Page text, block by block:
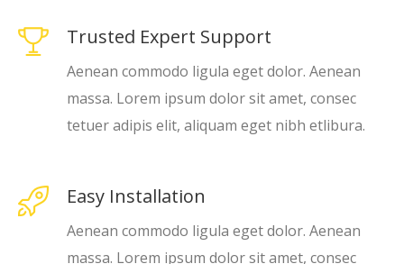
Trusted Expert Support
Aenean commodo ligula eget dolor. Aenean
massa. Lorem ipsum dolor sit amet, consec
tetuer adipis elit, aliquam eget nibh etlibura.
Easy Installation
Aenean commodo ligula eget dolor. Aenean
massa. Lorem ipsum dolor sit amet, consec